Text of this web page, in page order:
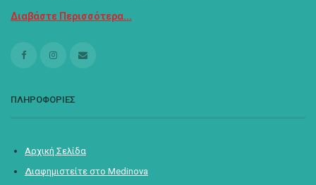
Διαβάστε Περισσότερα...
ΠΛΗΡΟΦΟΡΙΕΣ
Αρχική Σελίδα
Διαφημιστείτε στο Medinova